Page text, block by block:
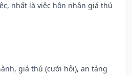
nhất là việc hôn nhân giá thú
giá thú (cưới hỏi), an táng